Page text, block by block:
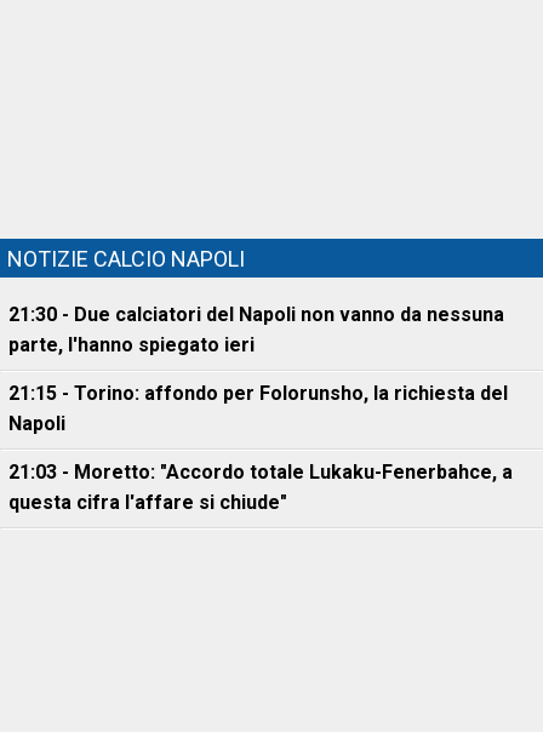
NOTIZIE CALCIO NAPOLI
21:30 - Due calciatori del Napoli non vanno da nessuna
parte, l'hanno spiegato ieri
21:15 - Torino: affondo per Folorunsho, la richiesta del
Napoli
21:03 - Moretto: "Accordo totale Lukaku-Fenerbahce, a
questa cifra l'affare si chiude"